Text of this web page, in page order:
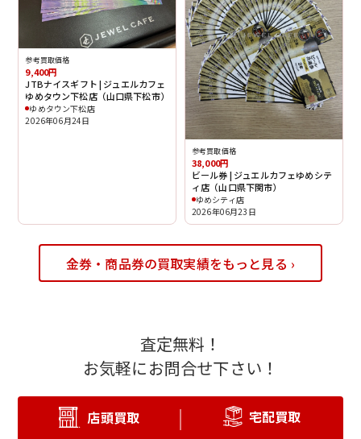
参考買取価格
9,400円
JTBナイスギフト | ジュエルカフェ
ゆめタウン下松店（山口県下松市）
ゆめタウン下松店
2026年06月24日
参考買取価格
38,000円
ビール券 | ジュエルカフェゆめシテ
ィ店（山口県下関市）
ゆめシティ店
2026年06月23日
金券・商品券の買取実績をもっと見る ›
査定無料！
お気軽にお問合せ下さい！
店頭買取 宅配買取